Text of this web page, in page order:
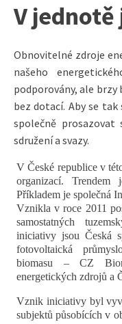
V jednotě
Obnovitelné zdroje
našeho
podporovány, ale
bez dotací. Aby se
společně prosazovat
sdružení a svazy.
V České republice v
organizací.
Příkladem je společná
Vznikla v roce 2011
samostatných
iniciativy jsou Česká
fotovoltaická
biomasu – CZ
energetických zdrojů a
Vznik iniciativy byl
subjektů působících v